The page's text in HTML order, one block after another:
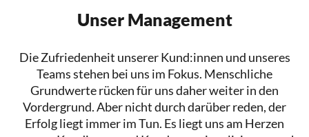
Unser Management
Die Zufriedenheit unserer Kund:innen und unseres
Teams stehen bei uns im Fokus. Menschliche
Grundwerte rücken für uns daher weiter in den
Vordergrund. Aber nicht durch darüber reden, der
Erfolg liegt immer im Tun. Es liegt uns am Herzen